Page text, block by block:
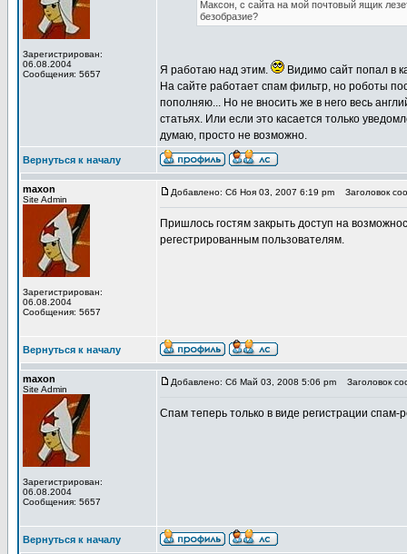
Зарегистрирован:
06.08.2004
Сообщения: 5657
Максон, с сайта на мой почтовый ящик
безобразие?
Я работаю над этим.
Видимо сайт попал в
На сайте работает спам фильтр, но роботы
пополняю... Но не вносить же в него весь
статьях. Или если это касается только
думаю, просто не возможно.
Вернуться к началу
maxon
Site Admin
Зарегистрирован:
06.08.2004
Сообщения: 5657
Добавлено: Сб Ноя 03, 2007 6:19 pm Заголовок
Пришлось гостям закрыть доступ на
регестрированным пользователям.
Вернуться к началу
maxon
Site Admin
Зарегистрирован:
06.08.2004
Сообщения: 5657
Добавлено: Сб Май 03, 2008 5:06 pm Заголовок
Спам теперь только в виде регистрации спам-
Вернуться к началу